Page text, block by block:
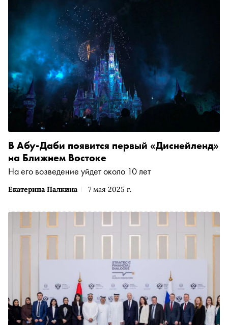
Екатерина Палкина 7 мая 2025 г.
В Абу-Даби появится первый «Диснейленд»
на Ближнем Востоке
На его возведение уйдет около 10 лет